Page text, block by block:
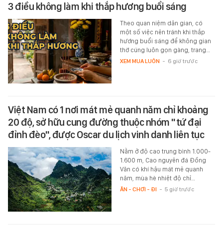
3 điều không làm khi thắp hương buổi sáng
Theo quan niệm dân gian, có
một số việc nên tránh khi thắp
hương buổi sáng để không gian
thờ cúng luôn gọn gàng, trang…
XEM MUA LUÔN - 6 giờ trước
Việt Nam có 1 nơi mát mẻ quanh năm chỉ khoảng
20 độ, sở hữu cung đường thuộc nhóm "tứ đại
đỉnh đèo", được Oscar du lịch vinh danh liên tục
Nằm ở độ cao trung bình 1.000-
1.600 m, Cao nguyên đá Đồng
Văn có khí hậu mát mẻ quanh
năm, mùa hè nhiệt độ chỉ…
ĂN - CHƠI - ĐI - 5 giờ trước